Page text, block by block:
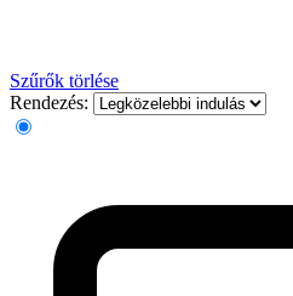
Szűrők törlése
Rendezés: